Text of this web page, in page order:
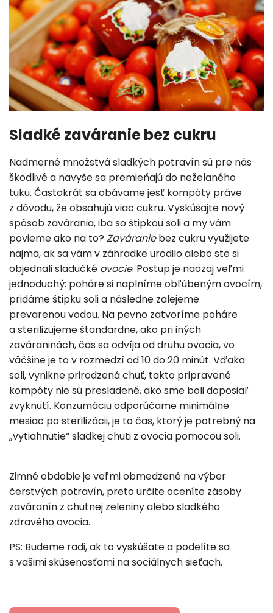
Sladké zaváranie bez cukru
Nadmerné množstvá sladkých potravín sú pre nás
škodlivé a navyše sa premieňajú do neželaného
tuku. Častokrát sa obávame jesť kompóty práve
z dôvodu, že obsahujú viac cukru. Vyskúšajte nový
spôsob zavárania, iba so štipkou soli a my vám
povieme ako na to? Zaváraniebez cukru využijete
najmä, ak sa vám v záhradke urodilo alebo ste si
objednali sladučké ovocie. Postup je naozaj veľmi
jednoduchý: poháre si naplníme obľúbeným ovocím,
pridáme štipku soli a následne zalejeme
prevarenou vodou. Na pevno zatvoríme poháre
a sterilizujeme štandardne, ako pri iných
zaváraninách, čas sa odvíja od druhu ovocia, vo
väčšine je to v rozmedzí od 10 do 20 minút. Vďaka
soli, vynikne prirodzená chuť, takto pripravené
kompóty nie sú presladené, ako sme boli doposiaľ
zvyknutí. Konzumáciu odporúčame minimálne
mesiac po sterilizácii, je to čas, ktorý je potrebný na
„vytiahnutie“ sladkej chuti z ovocia pomocou soli.
Zimné obdobie je veľmi obmedzené na výber
čerstvých potravín, preto určite oceníte zásoby
zaváranín z chutnej zeleniny alebo sladkého
zdravého ovocia.
PS: Budeme radi, ak to vyskúšate a podelíte sa
s vašimi skúsenosťami na sociálnych sieťach.